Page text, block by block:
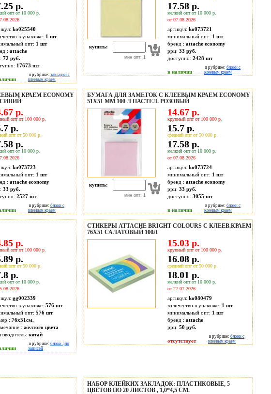
р.
опт от 10 000 р.
ko025540
в упаковке: 1 шт
опт: 1 шт
: attache
72 руб.
17673 шт
в рубрике: закладки с
клеевым краем
купить:
мин опт: 1
17.58 р.
мелкий опт от 10 000 р.
от 07.08.2026
артикул: ko073721
минимальный опт: 1 шт
бренд : attache economy
ррц: 33 руб.
доступно: 2428 шт
в наличии
в рубрике: блоки с
клеевым краем
КРАЕМ ECONOMY
СИНИЙ
р.
опт от 100 000 р.
р.
опт от 50 000 р.
р.
опт от 10 000 р.
ko073723
опт: 1 шт
: attache economy
33 руб.
2527 шт
в рубрике: блоки с
клеевым краем
БУМАГА ДЛЯ ЗАМЕТОК С КЛЕЕВЫМ КРАЕМ ECONOMY
51X51 ММ 100 Л ПАСТЕЛ. РОЗОВЫЙ
купить:
мин опт: 1
14.67 р.
крупный опт от 100 000 р.
15.7 р.
средний опт от 50 000 р.
17.58 р.
мелкий опт от 10 000 р.
от 07.08.2026
артикул: ko073724
минимальный опт: 1 шт
бренд : attache economy
ррц: 33 руб.
доступно: 3055 шт
в наличии
в рубрике: блоки с
клеевым краем
р.
опт от 100 000 р.
р.
опт от 50 000 р.
р.
опт от 10 000 р.
gg002339
в упаковке: 576 шт
опт: 576 шт
: 76х51см.
: желтого цвета
китай
в рубрике: блоки для
записей
СТИКЕРЫ ATTACHE BRIGHT COLOURS С КЛЕЕВ.КРАЕМ
76Х51 САЛАТОВЫЙ 100Л
15.03 р.
крупный опт от 100 000 р.
16.08 р.
средний опт от 50 000 р.
18.01 р.
мелкий опт от 10 000 р.
от 27.07.2026
артикул: ko080479
количество в упаковке: 1 шт
минимальный опт: 1 шт
бренд : attache
ррц: 50 руб.
отсутствует
в рубрике: блоки с
клеевым краем
НАБОР КЛЕЙКИХ ЗАКЛАДОК: ПЛАСТИКОВЫЕ, 5
ЦВЕТОВ ПО 20 ЛИСТОВ , 1,0*4,5 СМ.